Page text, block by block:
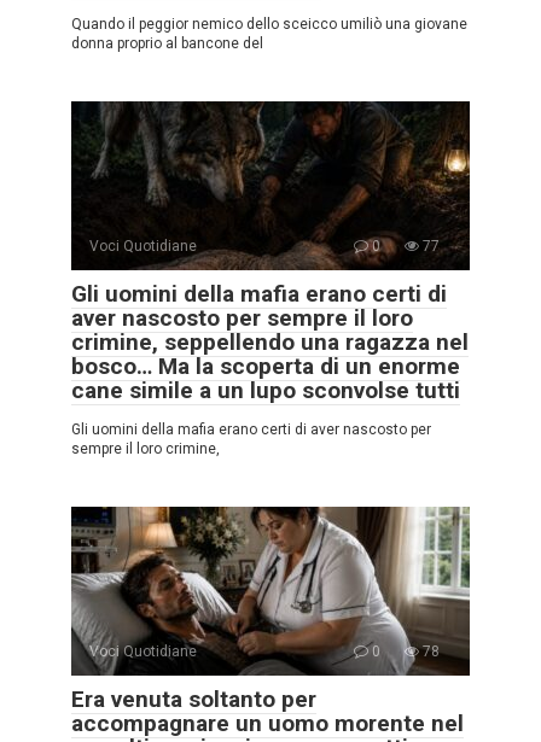
Quando il peggior nemico dello sceicco umiliò una giovane
donna proprio al bancone del
Voci Quotidiane 0 77
Gli uomini della mafia erano certi di
aver nascosto per sempre il loro
crimine, seppellendo una ragazza nel
bosco… Ma la scoperta di un enorme
cane simile a un lupo sconvolse tutti
Gli uomini della mafia erano certi di aver nascosto per
sempre il loro crimine,
Voci Quotidiane 0 78
Era venuta soltanto per
accompagnare un uomo morente nel